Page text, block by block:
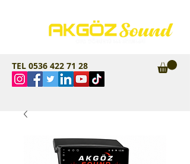
TEL 0536 422 71 28